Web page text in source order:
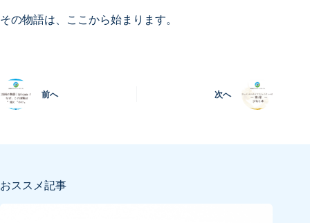
その物語は、ここから始まります。
前へ 次へ
おススメ記事